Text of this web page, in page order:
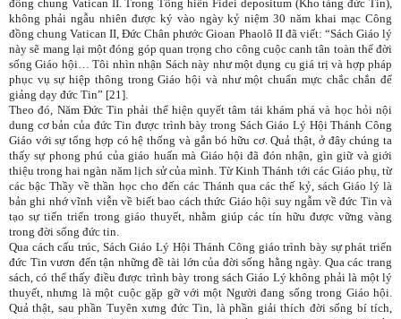
đồng chung Vatican II. Trong Tông hiến Fidei depositum (Kho tàng đức Tin),
không phải ngẫu nhiên được ký vào ngày kỷ niệm 30 năm khai mạc Công
đồng chung Vatican II, Đức Chân phước Gioan Phaolô II đã viết: “Sách Giáo lý
này sẽ mang lại một đóng góp quan trọng cho công cuộc canh tân toàn thể đời
sống Giáo hội… Tôi nhìn nhận Sách này như một dụng cụ giá trị và hợp pháp
phục vụ sự hiệp thông trong Giáo hội và như một chuẩn mực chắc chắn để
giảng dạy đức Tin” [21].
Theo đó, Năm Đức Tin phải thể hiện quyết tâm tái khám phá và học hỏi nội
dung cơ bản của đức Tin được trình bày trong Sách Giáo Lý Hội Thánh Công
Giáo với sự tổng hợp có hệ thống và gắn bó hữu cơ. Quả thật, ở đây chúng ta
thấy sự phong phú của giáo huấn mà Giáo hội đã đón nhận, gìn giữ và giới
thiệu trong hai ngàn năm lịch sử của mình. Từ Kinh Thánh tới các Giáo phụ, từ
các bậc Thầy về thần học cho đến các Thánh qua các thế kỷ, sách Giáo lý là
bản ghi nhớ vĩnh viễn về biết bao cách thức Giáo hội suy ngẫm về đức Tin và
tạo sự tiến triển trong giáo thuyết, nhằm giúp các tín hữu được vững vàng
trong đời sống đức tin.
Qua cách cấu trúc, Sách Giáo Lý Hội Thánh Công giáo trình bày sự phát triển
đức Tin vươn đến tận những đề tài lớn của đời sống hằng ngày. Qua các trang
sách, có thể thấy điều được trình bày trong sách Giáo Lý không phải là một lý
thuyết, nhưng là một cuộc gặp gỡ với một Người đang sống trong Giáo hội.
Quả thật, sau phần Tuyên xưng đức Tin, là phần giải thích đời sống bí tích,